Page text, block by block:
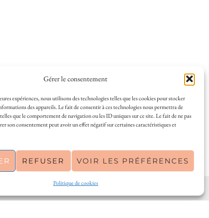
Gérer le consentement
expériences, nous utilisons des technologies telles que les cookies pour stocker
des appareils. Le fait de consentir à ces technologies nous permettra de
que le comportement de navigation ou les ID uniques sur ce site. Le fait de ne pas
son consentement peut avoir un effet négatif sur certaines caractéristiques et
REFUSER VOIR LES PRÉFÉRENCES
Politique de cookies
vie à La Rochelle, où je vis depuis plusieurs
ou à plusieurs, et mes meilleures adresses
tenu par une locale ? Vous êtes au bon
Rochelle comme un·e vrai·e initié·e. !
| 26300